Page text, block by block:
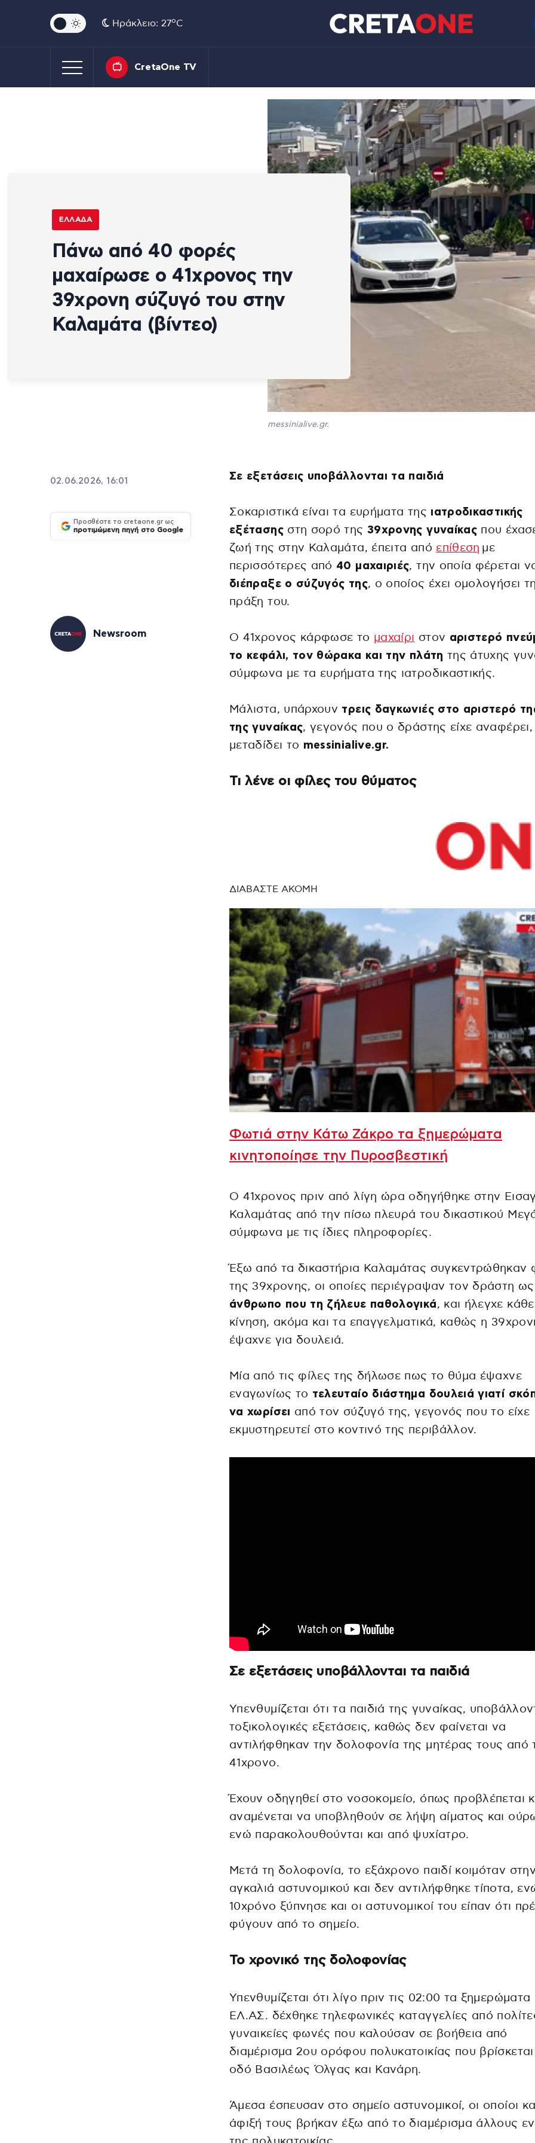
Ηράκλειο: 27oC
CretaOne TV
ΕΛΛΆΔΑ
Πάνω από 40 φορές
μαχαίρωσε ο 41χρονος την
39χρονη σύζυγό του στην
Καλαμάτα (βίντεο)
messinialive.gr.
02.06.2026, 16:01
Προσθέστε το cretaone.gr ως
προτιμώμενη πηγή στο Google
Newsroom
Σε εξετάσεις υποβάλλονται τα παιδιά
Σοκαριστικά είναι τα ευρήματα της ιατροδικαστικής
εξέτασηςστη σορό της 39χρονης γυναίκας που
ζωή της στην Καλαμάτα, έπειτα από επίθεση με
περισσότερες από 40 μαχαιριές, την οποία φέρεται
διέπραξε ο σύζυγός της, ο οποίος έχει ομολογήσει
πράξη του.
Ο 41χρονος κάρφωσε το μαχαίρι στον αριστερό
το κεφάλι, τον θώρακα και την πλάτη της άτυχης
σύμφωνα με τα ευρήματα της ιατροδικαστικής.
Μάλιστα, υπάρχουν τρεις δαγκωνιές στο αριστερό
της γυναίκας, γεγονός που ο δράστης είχε
μεταδίδει το messinialive.gr.
Τι λένε οι φίλες του θύματος
ΔΙΑΒΑΣΤΕ ΑΚΟΜΗ
Φωτιά στην Κάτω Ζάκρο τα ξημερώματα
κινητοποίησε την Πυροσβεστική
Ο 41χρονος πριν από λίγη ώρα οδηγήθηκε στην
Καλαμάτας από την πίσω πλευρά του δικαστικού
σύμφωνα με τις ίδιες πληροφορίες.
Έξω από τα δικαστήρια Καλαμάτας συγκεντρώθηκαν
της 39χρονης, οι οποίες περιέγραψαν τον δράστη
άνθρωπο που τη ζήλευε παθολογικά, και ήλεγχε
κίνηση, ακόμα και τα επαγγελματικά, καθώς η
έψαχνε για δουλειά.
Μία από τις φίλες της δήλωσε πως το θύμα έψαχνε
εναγωνίως το τελευταίο διάστημα δουλειά γιατί
να χωρίσει από τον σύζυγό της, γεγονός που το είχε
εκμυστηρευτεί στο κοντινό της περιβάλλον.
Σε εξετάσεις υποβάλλονται τα παιδιά
Υπενθυμίζεται ότι τα παιδιά της γυναίκας,
τοξικολογικές εξετάσεις, καθώς δεν φαίνεται να
αντιλήφθηκαν την δολοφονία της μητέρας τους από
41χρονο.
Έχουν οδηγηθεί στο νοσοκομείο, όπως προβλέπεται
αναμένεται να υποβληθούν σε λήψη αίματος και
ενώ παρακολουθούνται και από ψυχίατρο.
Μετά τη δολοφονία, το εξάχρονο παιδί κοιμόταν
αγκαλιά αστυνομικού και δεν αντιλήφθηκε τίποτα,
10χρόνο ξύπνησε και οι αστυνομικοί του είπαν ότι
φύγουν από το σημείο.
Το χρονικό της δολοφονίας
Υπενθυμίζεται ότι λίγο πριν τις 02:00 τα ξημερώματα
ΕΛ.ΑΣ. δέχθηκε τηλεφωνικές καταγγελίες από
γυναικείες φωνές που καλούσαν σε βοήθεια από
διαμέρισμα 2ου ορόφου πολυκατοικίας που
οδό Βασιλέως Όλγας και Κανάρη.
Άμεσα έσπευσαν στο σημείο αστυνομικοί, οι οποίοι
άφιξή τους βρήκαν έξω από το διαμέρισμα άλλους